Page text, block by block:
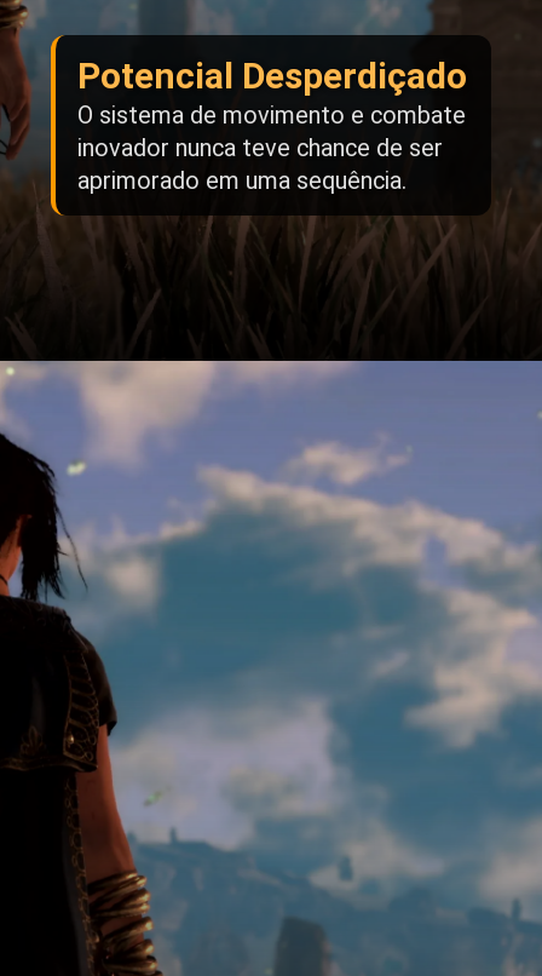
Potencial Desperdiçado
O sistema de movimento e combate
inovador nunca teve chance de ser
aprimorado em uma sequência.